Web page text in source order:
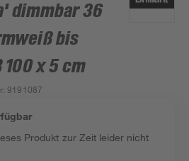
dimmbar 36
bis
x 5 cm
:9191087
Produkt zur Zeit leider nicht